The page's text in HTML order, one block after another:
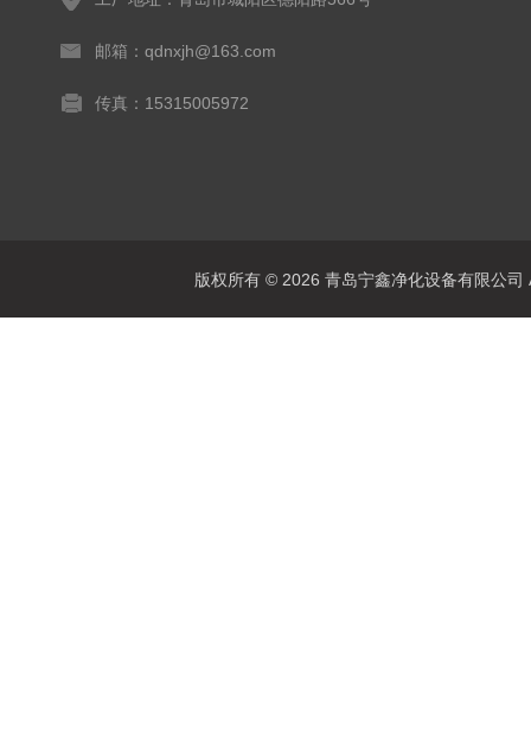
邮箱：qdnxjh@163.com
传真：15315005972
版权所有 © 2026 青岛宁鑫净化设备有限